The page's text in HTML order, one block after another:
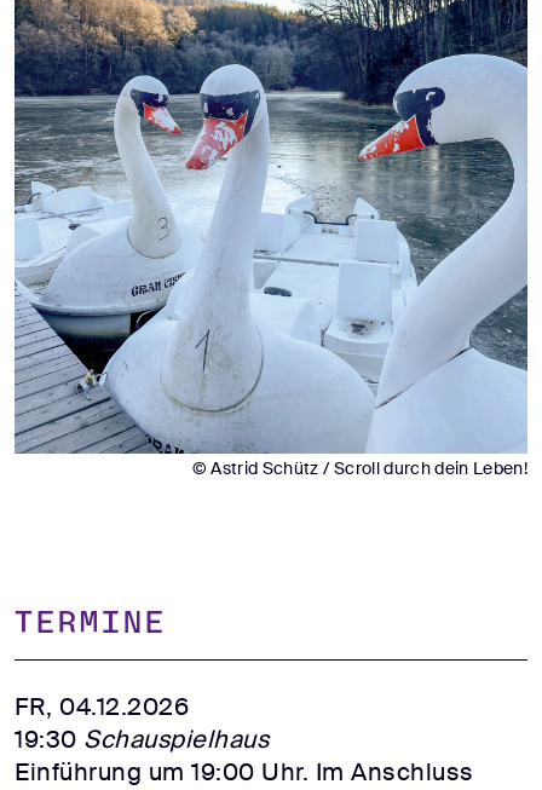
© Astrid Schütz / Scroll durch dein Leben!
TERMINE
FR, 04.12.2026
19:30 Schauspielhaus
Einführung um 19:00 Uhr. Im Anschluss